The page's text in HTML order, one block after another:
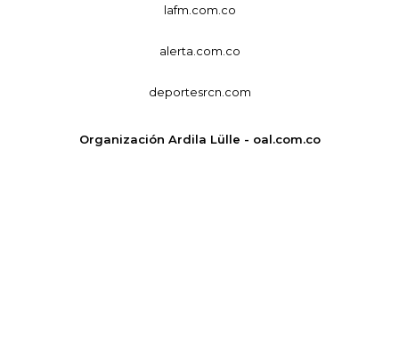
lafm.com.co
alerta.com.co
deportesrcn.com
Organización Ardila Lülle - oal.com.co